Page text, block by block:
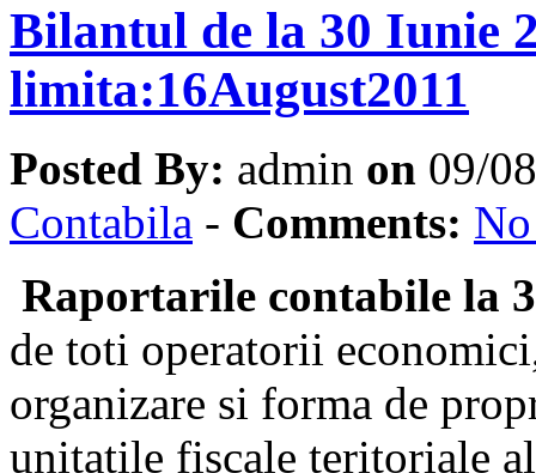
Bilantul de la 30 Iunie
limita:16August2011
Posted By: admin on 09/
Contabila - Comments:
Raportarile contabile la
de toti operatorii
organizare si forma de
unitatile fiscale teritoriale